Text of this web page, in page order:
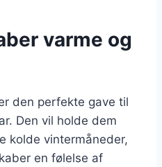
varme og
den perfekte gave til
Den vil holde dem
kolde vintermåneder,
en følelse af